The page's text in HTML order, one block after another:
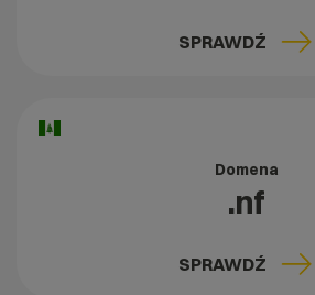
SPRAWDŹ
Domena
.nf
SPRAWDŹ